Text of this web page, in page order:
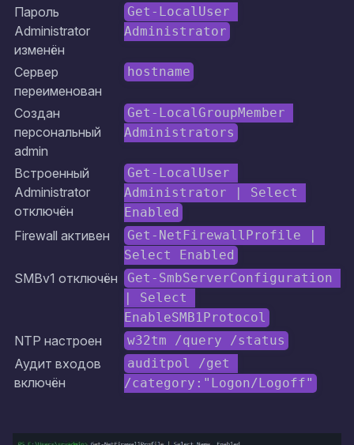
Пароль
Administrator
изменён
Get-LocalUser
Administrator
Сервер
переименован
hostname
Создан
персональный
admin
Get-LocalGroupMember
Administrators
Встроенный
Administrator
отключён
Get-LocalUser
Administrator | Select
Enabled
Firewall активен
Get-NetFirewallProfile |
Select Enabled
SMBv1 отключён
Get-SmbServerConfiguration
| Select
EnableSMB1Protocol
NTP настроен w32tm /query /status
Аудит входов
включён
auditpol /get
/category:"Logon/Logoff"